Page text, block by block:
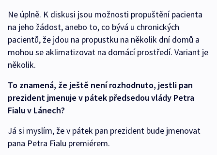
Ne úplně. K diskusi jsou možnosti propuštění pacienta
na jeho žádost, anebo to, co bývá u chronických
pacientů, že jdou na propustku na několik dní domů a
mohou se aklimatizovat na domácí prostředí. Variant je
několik.
To znamená, že ještě není rozhodnuto, jestli pan
prezident jmenuje v pátek předsedou vlády Petra
Fialu v Lánech?
Já si myslím, že v pátek pan prezident bude jmenovat
pana Petra Fialu premiérem.